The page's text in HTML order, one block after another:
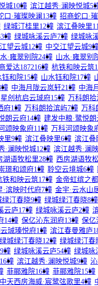
城10幢 滨江越秀·澜映悦城5
口·璀璨映澜13幢 招商蛇口·
绿城汀桂里12幢 滨江叠映里
幢 绿城咏溪云庐7幢 绿城咏
望云城12幢 中交江望云城9
·雍翠别院24幢 山水·雍翠别
爱达187216幢 杭铁和映云筑
钰和院15幢 山水钰和院17幢
中海月陇云岚轩21幢 中海
星创杭启云珹府15幢 万科朗
府1幢 万科朗拾滨屿7幢 万科
朗云府14幢 建发中粮·鹭悦
颂映象府11幢 万科河颂映象
里9幢 滨江叠映里6幢 滨江叠
·澜映悦城12幢 滨江越秀·澜
湖语牧松里28幢 西房湖语牧
璟和颂府1幢 聆空云境城6幢
铁和映云筑17幢 金帝虹缤之
·滨映时代府7幢 金宇·云水山
绿汀春晓9幢 绿城绿汀春晓8幢
云庐17幢 绿城咏溪云庐2幢
14幢 保亿沁东润府13幢 保亿
珹瑧悦府1幢 滨江春曼雅庐
绿城绿汀春晓12幢 绿城绿汀春
幢 绿城咏溪云庐54幢 绿城咏
幢 滨江越秀·澜映悦城9幢
菲郦雅院16幢 菲郦雅院15幢
中天西房海威·宸鹭弦歌里4幢